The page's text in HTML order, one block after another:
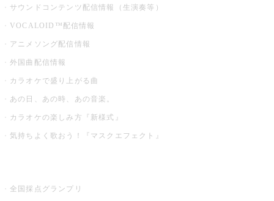
サウンドコンテンツ配信情報（生演奏等）
VOCALOID™配信情報
アニメソング配信情報
外国曲配信情報
カラオケで盛り上がる曲
あの日、あの時、あの音楽。
カラオケの楽しみ方『新様式』
気持ちよく歌おう！『マスクエフェクト』
全国採点グランプリ